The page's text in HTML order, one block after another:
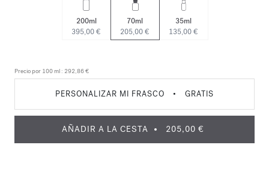
200ml
395,00 €
70ml
205,00 €
35ml
135,00 €
Precio por 100 ml : 292,86 €
PERSONALIZAR MI FRASCO • GRATIS
AÑADIR A LA CESTA 205,00 €